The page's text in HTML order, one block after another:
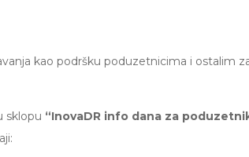
kao podršku poduzetnicima i ostalim
sklopu “InovaDR info dana za